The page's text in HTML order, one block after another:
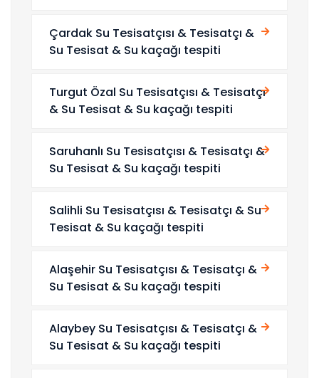
Çardak Su Tesisatçısı & Tesisatçı &
Su Tesisat & Su kaçağı tespiti
Turgut Özal Su Tesisatçısı & Tesisatçı
& Su Tesisat & Su kaçağı tespiti
Saruhanlı Su Tesisatçısı & Tesisatçı &
Su Tesisat & Su kaçağı tespiti
Salihli Su Tesisatçısı & Tesisatçı & Su
Tesisat & Su kaçağı tespiti
Alaşehir Su Tesisatçısı & Tesisatçı &
Su Tesisat & Su kaçağı tespiti
Alaybey Su Tesisatçısı & Tesisatçı &
Su Tesisat & Su kaçağı tespiti